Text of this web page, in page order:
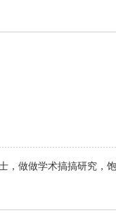
，做做学术搞搞研究，